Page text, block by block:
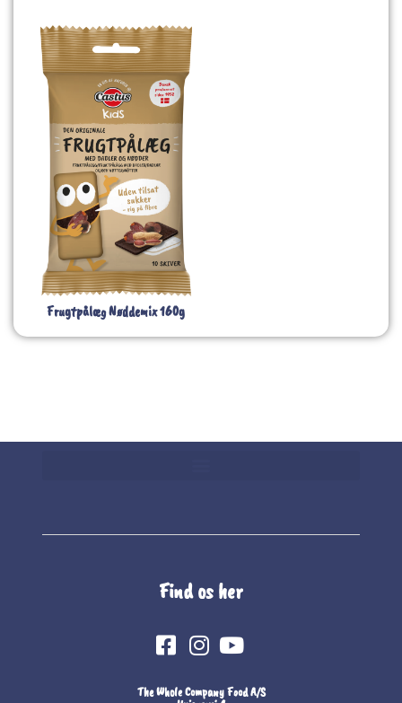
Frugtpålæg Nøddemix 160g
Find os her
The Whole Company Food A/S